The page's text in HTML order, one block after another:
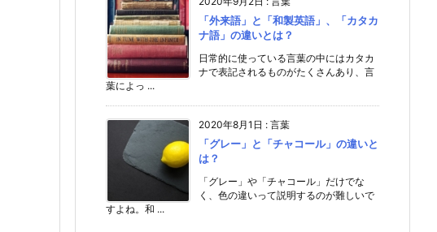
「外来語」と「和製英語」、「カタカ
ナ語」の違いとは？
日常的に使っている言葉の中にはカタカ
ナで表記されるものがたくさんあり、言
葉によっ ...
2020年8月1日 : 言葉
「グレー」と「チャコール」の違いと
は？
「グレー」や「チャコール」だけでな
く、色の違いって説明するのが難しいで
すよね。和 ...